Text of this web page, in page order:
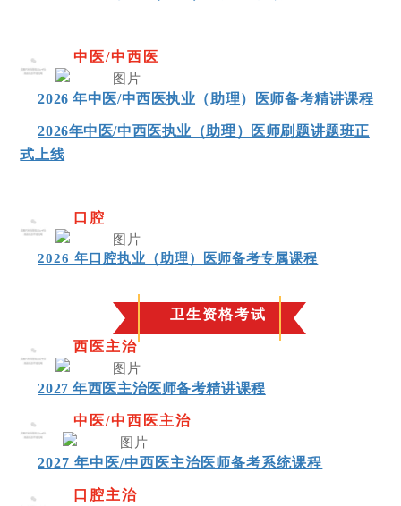
中医/中西医
2026 年中医/中西医执业（助理）医师备考精讲课程
2026年中医/中西医执业（助理）医师刷题讲题班正
式上线
口腔
2026 年口腔执业（助理）医师备考专属课程
卫生资格考试
西医主治
2027 年西医主治医师备考精讲课程
中医/中西医主治
2027 年中医/中西医主治医师备考系统课程
口腔主治